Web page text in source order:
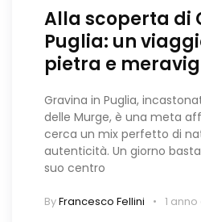
Alla scoperta di
Puglia: un
pietra e
Gravina in Puglia,
delle Murge, è una meta
cerca un mix perfetto di
autenticità. Un giorno
suo centro
ByFrancesco Fellini 1